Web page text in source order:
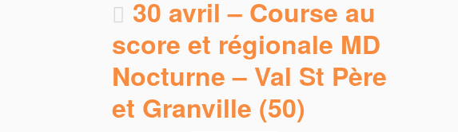
30 avril – Course au
score et régionale MD
Nocturne – Val St Père
et Granville (50)